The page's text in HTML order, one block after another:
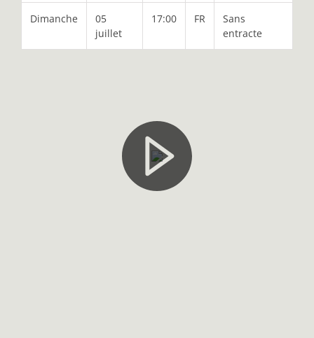
Dimanche
05
juillet
17:00 FR
Sans
entracte